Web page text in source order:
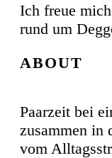
Ich freue
rund um
ABOUT
Paarzeit bei
zusammen in
vom